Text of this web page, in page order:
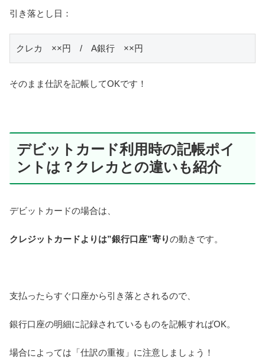
引き落とし日：
クレカ　××円　/　A銀行　××円
そのまま仕訳を記帳してOKです！
デビットカード利用時の記帳ポイ
ントは？クレカとの違いも紹介
デビットカードの場合は、
クレジットカードよりは”銀行口座”寄りの動きです。
支払ったらすぐ口座から引き落とされるので、
銀行口座の明細に記録されているものを記帳すればOK。
場合によっては「仕訳の重複」に注意しましょう！